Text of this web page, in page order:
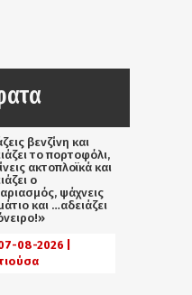
βενζίνη και
το πορτοφόλι,
ακτοπλοϊκά και
ο
ψάχνεις
και …αδειάζει
08-2026 |